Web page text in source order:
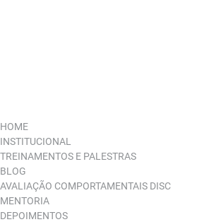
HOME
INSTITUCIONAL
TREINAMENTOS E PALESTRAS
BLOG
AVALIAÇÃO COMPORTAMENTAIS DISC
MENTORIA
DEPOIMENTOS